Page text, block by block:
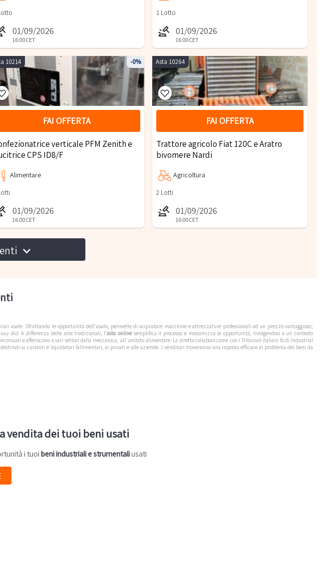
01/09/2026
16:00CET
1 Lotto
01/09/2026
16:00CET
10214 -0%
FAI OFFERTA
verticale PFM Zenith e
CPS ID8/F
Alimentare
01/09/2026
16:00CET
Asta 10264
FAI OFFERTA
Trattore agricolo Fiat 120C e Aratro
bivomere Nardi
Agricoltura
2 Lotti
01/09/2026
16:00CET
usate. Sfruttando le opportunità dell’usato, permette di acquistare macchine e attrezzature professionali ad un prezzo vantaggioso;
Bid. A differenza delle aste tradizionali, l’asta onlinesemplifica il processo e massimizza le opportunità, rivolgendosi a un contesto
e afferiscono a vari settori dalla meccanica, all’ ambito alimentare. La stretta collaborazione con i Tribunali italiani fa di Industrial
ai curatori e liquidatori fallimentari, ai privati e alle aziende. I venditori troveranno una risposta efficace al problema dei beni da
vendita dei tuoi beni usati
i tuoibeni industriali e strumentaliusati